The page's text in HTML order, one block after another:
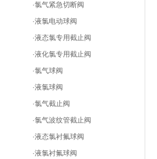
·氯气紧急切断阀
·液氯电动球阀
·液态氯专用截止阀
·液化氯专用截止阀
·氯气球阀
·液氯球阀
·氯气截止阀
·氯气波纹管截止阀
·液态氯衬氟球阀
·液氯衬氟球阀